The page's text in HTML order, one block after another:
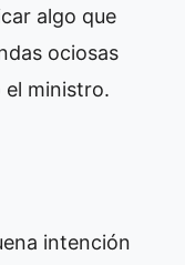
algo que
ociosas
el ministro.
intención